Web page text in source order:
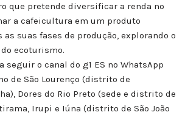
que pretende diversificar a renda no
a cafeicultura em um produto
suas fases de produção, explorando o
ecoturismo.
seguir o canal do g1 ES no WhatsApp
de São Lourenço (distrito de
Dores do Rio Preto (sede e distrito de
Irupi e Iúna (distrito de São João